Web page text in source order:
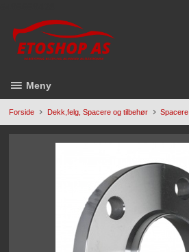
til
innholdet
Meny
Forside Dekk,felg, Spacere og tilbehør Spacere